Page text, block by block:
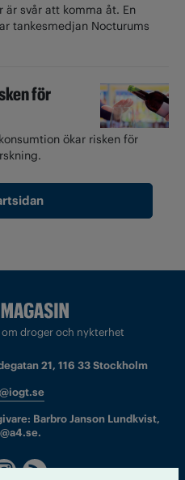
svår att komma åt. En
tankesmedjan Nocturums
för
ökar risken för
droger och nykterhet
21, 116 33 Stockholm
Barbro Janson Lundkvist,